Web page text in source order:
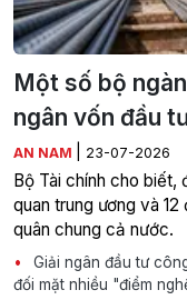
Một số bộ
ngân vốn đầu
AN NAM 23-07-2026
Bộ Tài chính cho biết,
quan trung ương và
quân chung cả nước.
Giải ngân đầu tư
đối mặt nhiều "điểm